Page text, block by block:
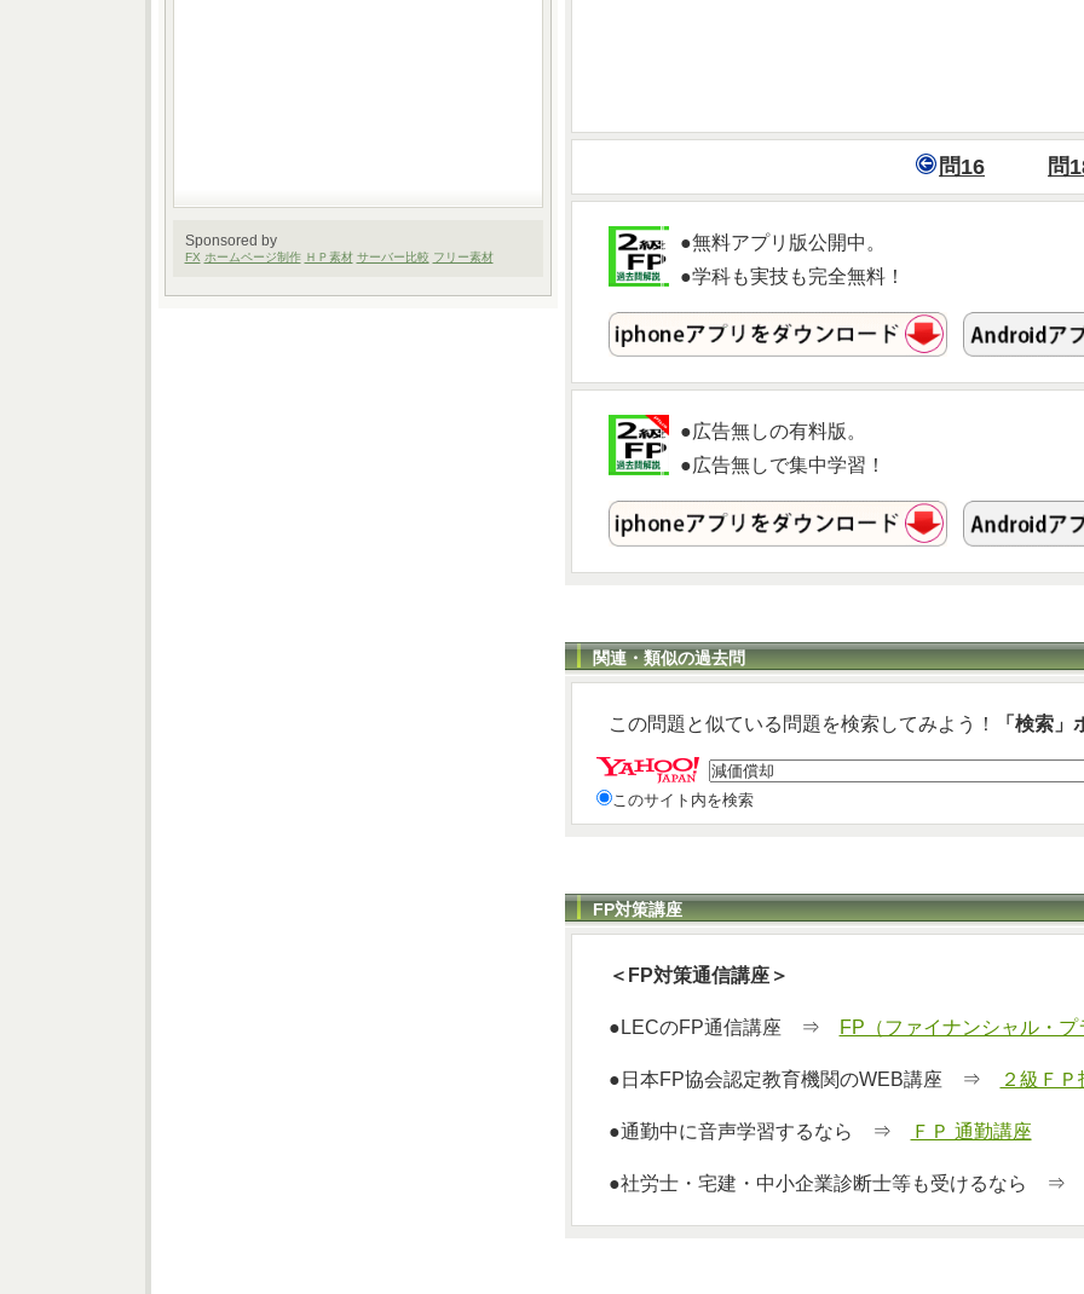
問16 問
●無料アプリ版公開中。
●学科も実技も完全無料！
●広告無しの有料版。
●広告無しで集中学習！
関連・類似の過去問
この問題と似ている問題を検索してみよう！ 「検索
このサイト内を検索
FP対策講座
＜FP対策通信講座＞
●LECのFP通信講座 ⇒ FP（ファイナンシャル・
●日本FP協会認定教育機関のWEB講座 ⇒ ２級ＦＰ
●通勤中に音声学習するなら ⇒ ＦＰ 通勤講座
●社労士・宅建・中小企業診断士等も受けるなら ⇒
Sponsored by
FX ホームページ制作 ＨＰ素材 サーバー比較 フリー素材